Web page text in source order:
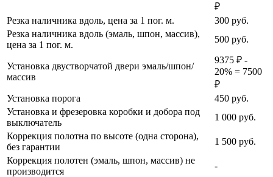
₽
Резка наличника вдоль, цена за 1 пог. м.
300 руб.
Резка наличника вдоль (эмаль, шпон, массив),
цена за 1 пог. м.
500 руб.
Установка двустворчатой двери эмаль/шпон/
массив
9375 ₽ -
20% = 7500
₽
Установка порога
450 руб.
Установка и фрезеровка коробки и добора под
выключатель
1 000 руб.
Коррекция полотна по высоте (одна сторона),
без гарантии
1 500 руб.
Коррекция полотен (эмаль, шпон, массив) не
производится
-